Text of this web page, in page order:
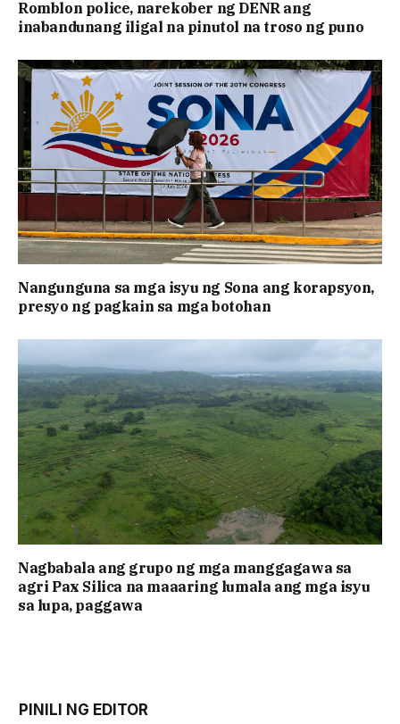
Romblon police, narekober ng DENR ang
inabandunang iligal na pinutol na troso ng puno
Nangunguna sa mga isyu ng Sona ang korapsyon,
presyo ng pagkain sa mga botohan
Nagbabala ang grupo ng mga manggagawa sa
agri Pax Silica na maaaring lumala ang mga isyu
sa lupa, paggawa
PINILI NG EDITOR